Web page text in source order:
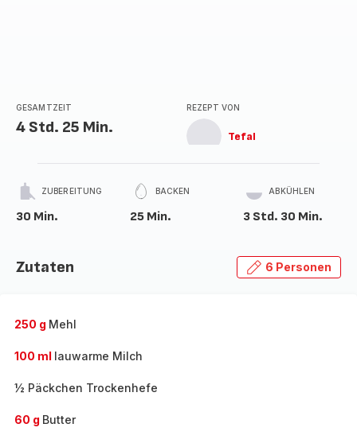
GESAMTZEIT
4 Std. 25 Min.
REZEPT VON
Tefal
ZUBEREITUNG
30 Min.
BACKEN
25 Min.
ABKÜHLEN
3 Std. 30 Min.
Zutaten 6 Personen
250 g Mehl
100 ml lauwarme Milch
½ Päckchen Trockenhefe
60 g Butter